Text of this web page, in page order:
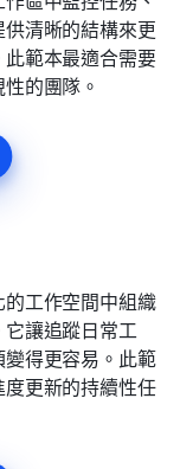
清晰的結構來更
範本最適合需要
的團隊。
工作空間中組織
讓追蹤日常工
得更容易。此範
更新的持續性任